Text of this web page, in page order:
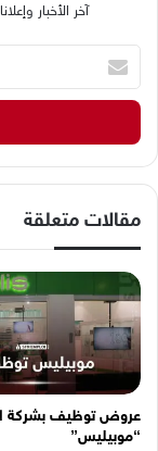
آخر الأخبار
ي
ك
ا
إ
ت
ر
و
ي
ه
ن
مقالات متعلقة
عروض توظيف بشركة
“موبيليس”